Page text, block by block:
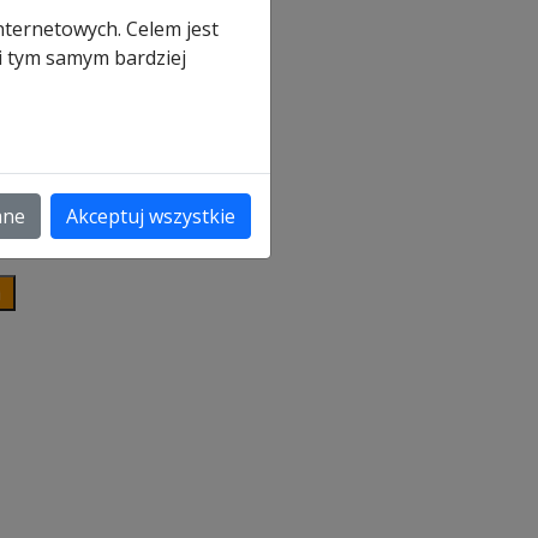
Celem jest
samym bardziej
Akceptuj wszystkie